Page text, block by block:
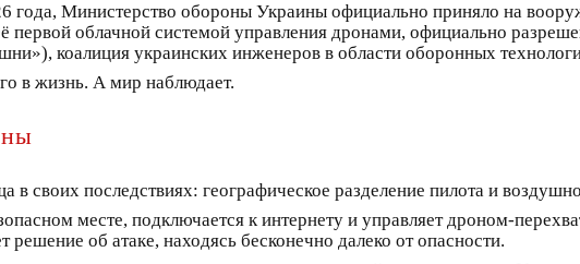
года, Министерство обороны Украины официально приняло на
первой облачной системой управления дронами, официально
коалиция украинских инженеров в области оборонных
в жизнь. А мир наблюдает.
своих последствиях: географическое разделение пилота и
месте, подключается к интернету и управляет дроном-
об атаке, находясь бесконечно далеко от опасности.